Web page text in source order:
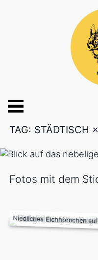
TAG: STÄDTISCH ×
Fotos mit dem
Niedliches Eichhörnchen